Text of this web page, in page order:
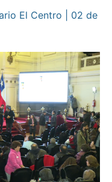
El Centro | 02 de